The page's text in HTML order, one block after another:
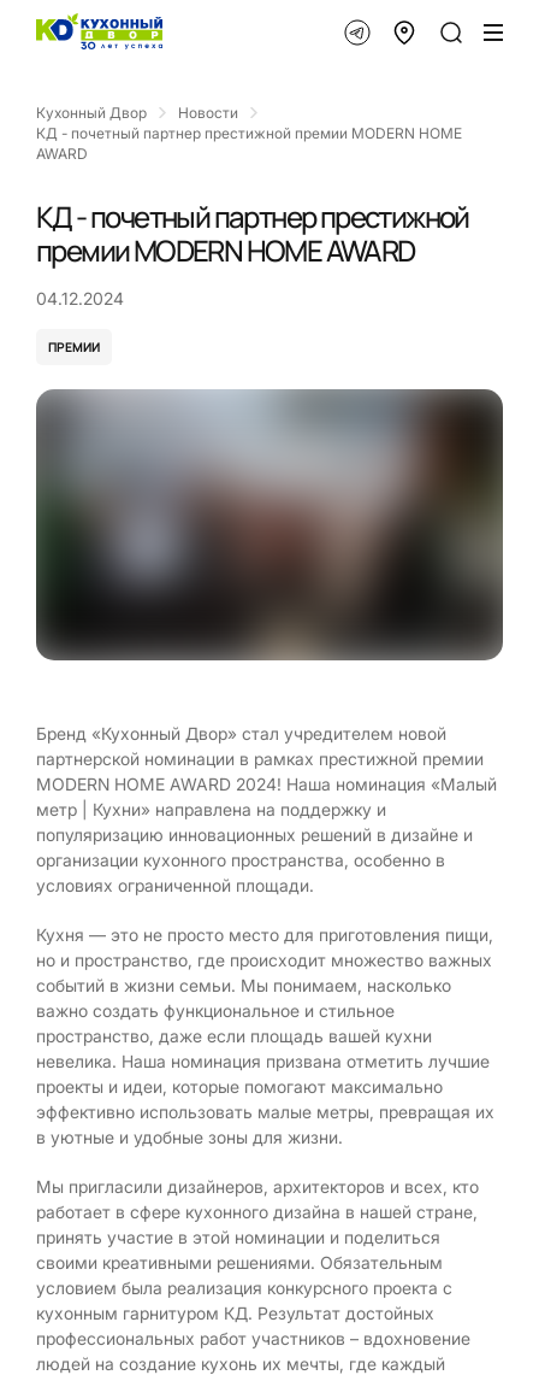
Кухонный Двор
Новости
КД - почетный партнер престижной премии MODERN HOME
AWARD
КД - почетный партнер престижной
премии MODERN HOME AWARD
04.12.2024
ПРЕМИИ
Бренд «Кухонный Двор» стал учредителем новой
партнерской номинации в рамках престижной премии
MODERN HOME AWARD 2024! Наша номинация «Малый
метр | Кухни» направлена на поддержку и
популяризацию инновационных решений в дизайне и
организации кухонного пространства, особенно в
условиях ограниченной площади.
Кухня — это не просто место для приготовления пищи,
но и пространство, где происходит множество важных
событий в жизни семьи. Мы понимаем, насколько
важно создать функциональное и стильное
пространство, даже если площадь вашей кухни
невелика. Наша номинация призвана отметить лучшие
проекты и идеи, которые помогают максимально
эффективно использовать малые метры, превращая их
в уютные и удобные зоны для жизни.
Мы пригласили дизайнеров, архитекторов и всех, кто
работает в сфере кухонного дизайна в нашей стране,
принять участие в этой номинации и поделиться
своими креативными решениями. Обязательным
условием была реализация конкурсного проекта с
кухонным гарнитуром КД. Результат достойных
профессиональных работ участников – вдохновение
людей на создание кухонь их мечты, где каждый